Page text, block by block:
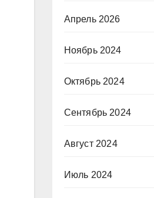
Апрель 2026
Ноябрь 2024
Октябрь 2024
Сентябрь 2024
Август 2024
Июль 2024